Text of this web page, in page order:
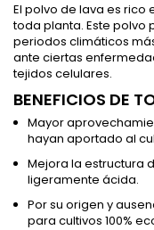
El polvo de lava es
toda planta. Este polvo
periodos climáticos
ante ciertas
tejidos celulares.
BENEFICIOS DE
Mayor
hayan aportado al
Mejora la estructura
ligeramente ácida.
Por su origen y
para cultivos 100%